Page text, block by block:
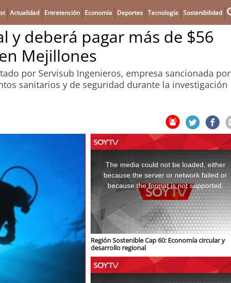
Actualidad Entretención Economía Deportes Tecnología Sostenibilidad
y deberá pagar más de $56
Mejillones
por Servisub Ingenieros, empresa sancionada por
sanitarios y de seguridad durante la investigación
window.
The media could not be loaded, either
because the server or network failed or
because the format is not supported.
Región Sostenible Cap 60: Economía circular y
desarrollo regional